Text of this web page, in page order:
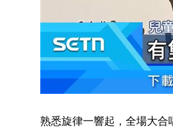
熟悉旋律一響起，全場大合